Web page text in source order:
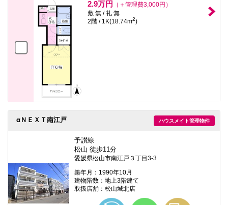
2.9万円
（＋管理費3,000円）
敷 無 / 礼 無
2階 / 1K(18.74m2)
ハウスメイト管理物件
αＮＥＸＴ南江戸
予讃線
松山 徒歩11分
愛媛県松山市南江戸３丁目3-3
築年月：1990年10月
建物階数：地上3階建て
取扱店舗：松山城北店